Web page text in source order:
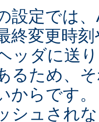
設定では
終変更時
ッダに送
るため、
からです
シュされ